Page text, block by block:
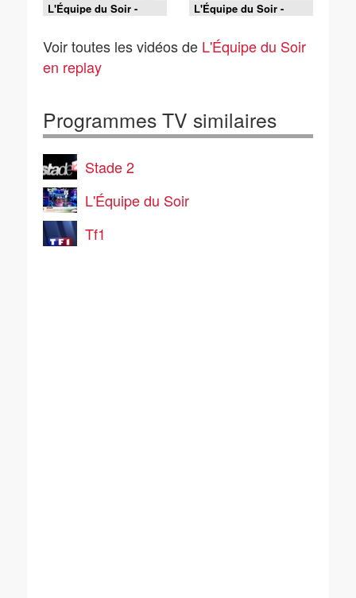
L'Équipe du Soir -
Episode du 17 juillet
L'Équipe du Soir -
Episode du 16 juillet
Voir toutes les vidéos de L'Équipe du Soir
en replay
Programmes TV similaires
Stade 2
L'Équipe du Soir
Tf1